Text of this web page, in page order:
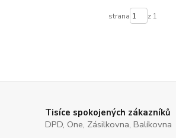
strana z 1
Tisíce spokojených zákazníků
DPD, One, Zásilkovna, Balíkovna